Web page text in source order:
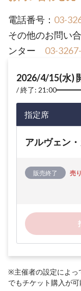
電話番号： 03-
その他のお問い
ンター 03-
2026/4/15(水)
終了: 21:00
指定席
アルヴェン
販売終了 売
※主催者の設定によっ
でもチケット購入が可